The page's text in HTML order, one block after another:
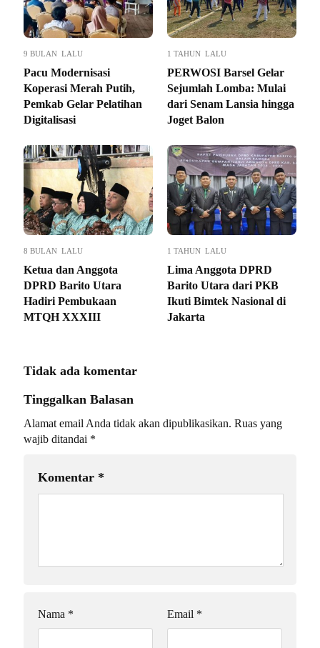
9 BULAN LALU
Pacu Modernisasi
Koperasi Merah Putih,
Pemkab Gelar Pelatihan
Digitalisasi
1 TAHUN LALU
PERWOSI Barsel Gelar
Sejumlah Lomba: Mulai
dari Senam Lansia hingga
Joget Balon
8 BULAN LALU
Ketua dan Anggota
DPRD Barito Utara
Hadiri Pembukaan
MTQH XXXIII
1 TAHUN LALU
Lima Anggota DPRD
Barito Utara dari PKB
Ikuti Bimtek Nasional di
Jakarta
Tidak ada komentar
Tinggalkan Balasan
Alamat email Anda tidak akan dipublikasikan. Ruas yang
wajib ditandai *
Komentar *
Nama * Email *